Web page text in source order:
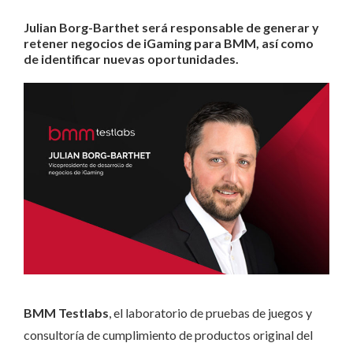
Julian Borg-Barthet será responsable de generar y
retener negocios de iGaming para BMM, así como
de identificar nuevas oportunidades.
BMM Testlabs , el laboratorio de pruebas de juegos y
consultoría de cumplimiento de productos original del